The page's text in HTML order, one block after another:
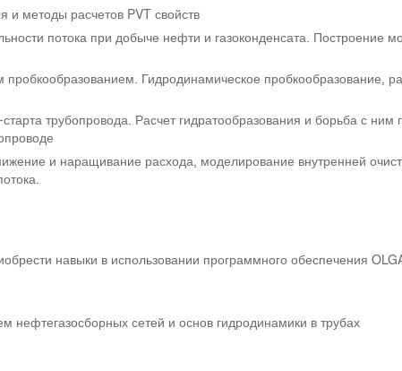
методы расчетов PVT свойств
потока при добыче нефти и газоконденсата. Построение
Гидродинамическое пробкообразование,
трубопровода. Расчет гидратообразования и борьба с ним
и наращивание расхода, моделирование внутренней
навыки в использовании программного обеспечения
нефтегазосборных сетей и основ гидродинамики в трубах